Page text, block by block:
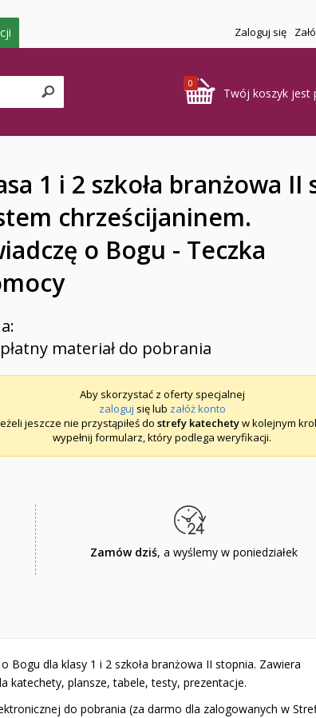
Zaloguj się
0
Twój koszyk jest
1 i 2 szkoła branżowa II
chrześcijaninem.
o Bogu - Teczka
materiał do pobrania
Aby skorzystać z oferty specjalnej
zaloguj się lub załóż konto
jeszcze nie przystąpiłeś do strefy katechetyw kolejnym
wypełnij formularz, który podlega weryfikacji.
Zamów dziś, a wyślemy w poniedziałek
Bogu dla klasy 1 i 2 szkoła branżowa II stopnia. Zawiera
katechety, plansze, tabele, testy, prezentacje.
do pobrania (za darmo dla zalogowanych w